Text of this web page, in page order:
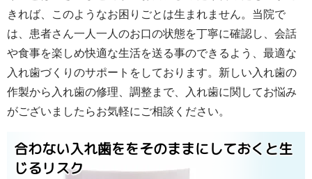
きれば、このようなお困りごとは生まれません。当院で
は、患者さん一人一人のお口の状態を丁寧に確認し、会話
や食事を楽しめ快適な生活を送る事のできるよう、最適な
入れ歯づくりのサポートをしております。新しい入れ歯の
作製から入れ歯の修理、調整まで、入れ歯に関してお悩み
がございましたらお気軽にご相談ください。
合わない入れ歯ををそのままにしておくと生
じるリスク